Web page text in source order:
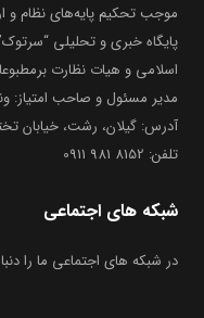
موجب تحکیم پایه‌های نظام و
پایگاه خبری و تحلیلی
اسلامی و هیات نظارت برمطبوعات به
مدیر مسئول و صاحب امتیاز:
آدرس: گیلان، رشت، خیابان
تلفن: 8152 981 0911
شبکه های اجتماعی
در شبکه های اجتماعی ما را